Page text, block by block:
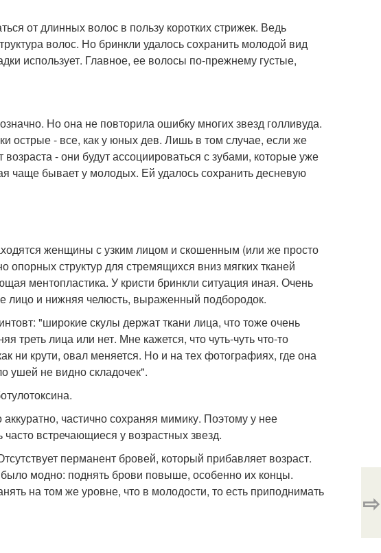
от длинных волос в пользу коротких стрижек. Ведь
волос. Но бринкли удалось сохранить молодой вид
использует. Главное, ее волосы по-прежнему густые,
Но она не повторила ошибку многих звезд голливуда.
острые - все, как у юных дев. Лишь в том случае, если же
- они будут ассоциироваться с зубами, которые уже
чаще бывает у молодых. Ей удалось сохранить десневую
женщины с узким лицом и скошенным (или же просто
опорных структур для стремящихся вниз мягких тканей
ментопластика. У кристи бринкли ситуация иная. Очень
лицо и нижняя челюсть, выраженный подбородок.
"широкие скулы держат ткани лица, что тоже очень
треть лица или нет. Мне кажется, что чуть-чуть что-то
ни крути, овал меняется. Но и на тех фотографиях, где она
ушей не видно складочек".
частично сохраняя мимику. Поэтому у нее
встречающиеся у возрастных звезд.
перманент бровей, который прибавляет возраст.
модно: поднять брови повыше, особенно их концы.
на том же уровне, что в молодости, то есть приподнимать
⇨